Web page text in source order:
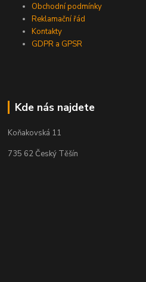
Obchodní podmínky
Reklamační řád
Kontakty
GDPR a GPSR
Kde nás najdete
Koňakovská 11
735 62 Český Těšín